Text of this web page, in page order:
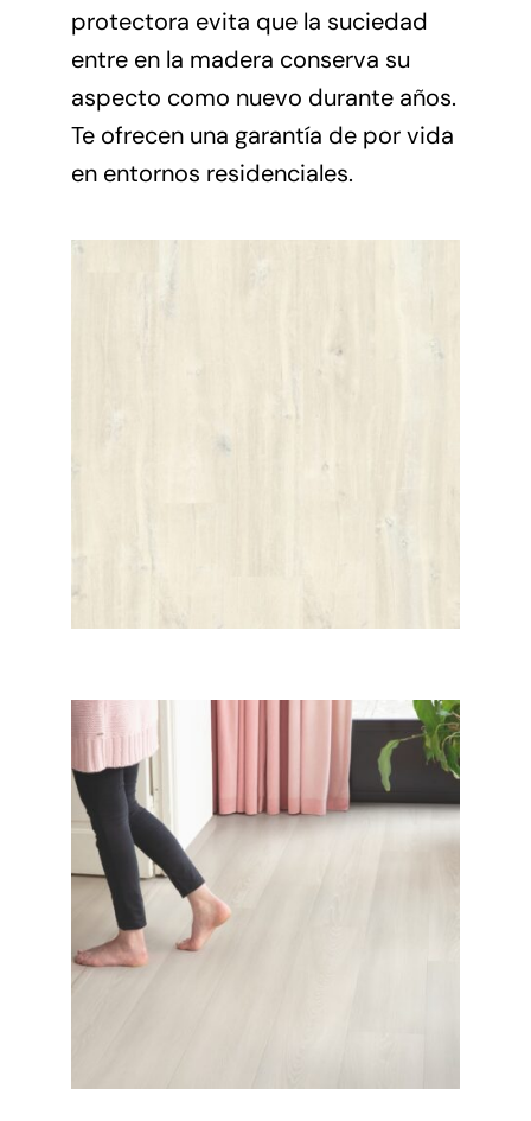
protectora evita que la suciedad
entre en la madera conserva su
aspecto como nuevo durante años.
Te ofrecen una garantía de por vida
en entornos residenciales.